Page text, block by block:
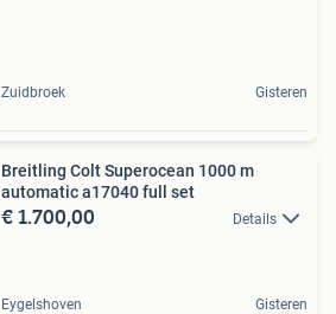
Zuidbroek Gisteren
Breitling Colt Superocean 1000 m
automatic a17040 full set
€ 1.700,00 Details
Eygelshoven Gisteren